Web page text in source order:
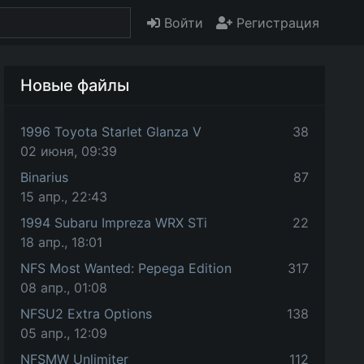
Войти Регистрация
Новые файлы
1996 Toyota Starlet Glanza V
02 июня, 09:39
38
Binarius
15 апр., 22:43
87
1994 Subaru Impreza WRX STi
18 апр., 18:01
22
NFS Most Wanted: Pepega Edition
08 апр., 01:08
317
NFSU2 Extra Options
05 апр., 12:09
138
NFSMW Unlimiter 112